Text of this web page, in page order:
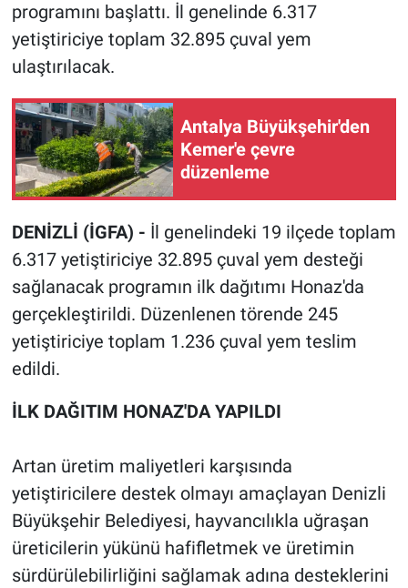
programını başlattı. İl genelinde 6.317
yetiştiriciye toplam 32.895 çuval yem
ulaştırılacak.
Antalya Büyükşehir'den
Kemer'e çevre
düzenleme
DENİZLİ (İGFA) - İl genelindeki 19 ilçede toplam
6.317 yetiştiriciye 32.895 çuval yem desteği
sağlanacak programın ilk dağıtımı Honaz'da
gerçekleştirildi. Düzenlenen törende 245
yetiştiriciye toplam 1.236 çuval yem teslim
edildi.
İLK DAĞITIM HONAZ'DA YAPILDI
Artan üretim maliyetleri karşısında
yetiştiricilere destek olmayı amaçlayan Denizli
Büyükşehir Belediyesi, hayvancılıkla uğraşan
üreticilerin yükünü hafifletmek ve üretimin
sürdürülebilirliğini sağlamak adına desteklerini